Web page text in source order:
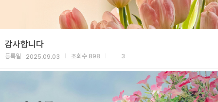
감사합니다
등록일 2025.09.03 조회수 898 3